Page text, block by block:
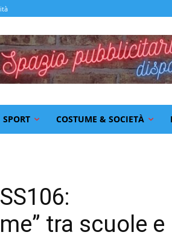
SPORT COSTUME & SOCIETÀ
tra scuole e